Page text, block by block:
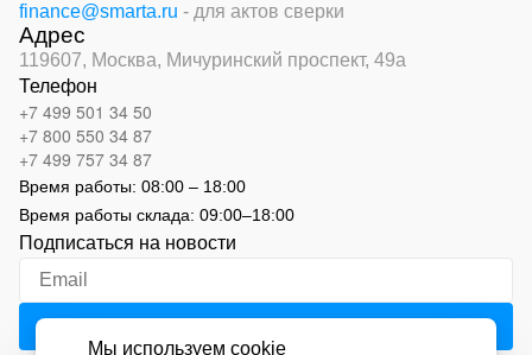
finance@smarta.ru - для актов сверки
Адрес
119607, Москва, Мичуринский проспект, 49а
Телефон
+7 499 501 34 50
+7 800 550 34 87
+7 499 757 34 87
Время работы: 08:00 – 18:00
Время работы склада: 09:00–18:00
Подписаться на новости
Мы используем cookie